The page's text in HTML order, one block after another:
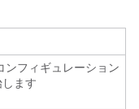
ンフィギュレーション
ます